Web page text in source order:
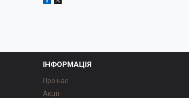
ІНФОРМАЦІЯ
Про нас
Акції